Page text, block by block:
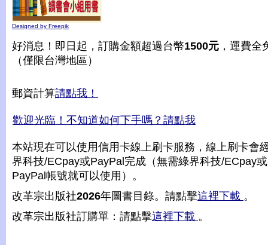
Designed by Freepik
好消息！即日起，訂購金額超過台幣1500元 ，運費全
（僅限台灣地區）
郵資計算請點我！
歡迎光臨！不知道如何下手嗎？請點我
本站現在可以使用信用卡線上刷卡服務，線上刷卡會
界科技/ECpay或PayPal完成（無需綠界科技/ECpay或
PayPal帳號就可以使用）。
改革宗出版社2026年圖書目錄。請點擊這裡下載 。
改革宗出版社訂購單：請點擊這裡下載 。